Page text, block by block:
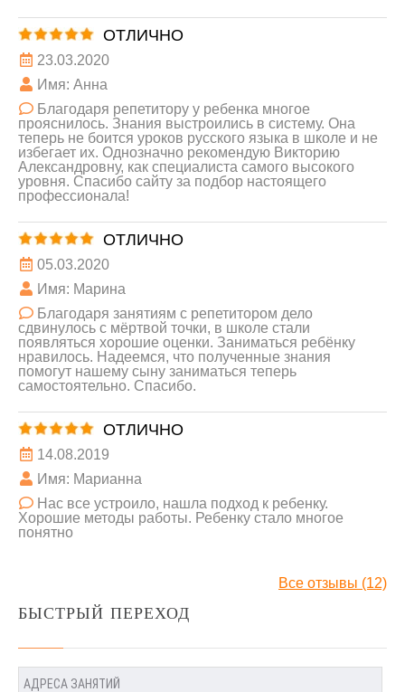
ОТЛИЧНО
23.03.2020
Имя: Анна
Благодаря репетитору у ребенка многое
прояснилось. Знания выстроились в систему. Она
теперь не боится уроков русского языка в школе и не
избегает их. Однозначно рекомендую Викторию
Александровну, как специалиста самого высокого
уровня. Спасибо сайту за подбор настоящего
профессионала!
ОТЛИЧНО
05.03.2020
Имя: Марина
Благодаря занятиям с репетитором дело
сдвинулось с мёртвой точки, в школе стали
появляться хорошие оценки. Заниматься ребёнку
нравилось. Надеемся, что полученные знания
помогут нашему сыну заниматься теперь
самостоятельно. Спасибо.
ОТЛИЧНО
14.08.2019
Имя: Марианна
Нас все устроило, нашла подход к ребенку.
Хорошие методы работы. Ребенку стало многое
понятно
Все отзывы (12)
БЫСТРЫЙ ПЕРЕХОД
АДРЕСА ЗАНЯТИЙ